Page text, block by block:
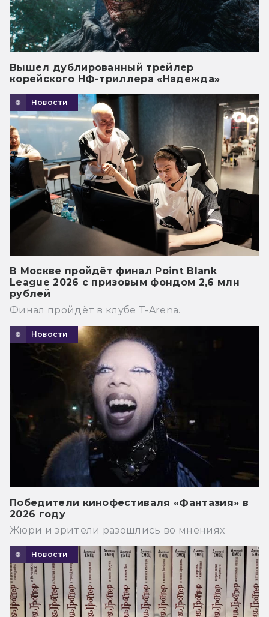
Вышел дублированный трейлер
корейского НФ-триллера «Надежда»
Новости
В Москве пройдёт финал Point Blank
League 2026 с призовым фондом 2,6 млн
рублей
Финал пройдёт в клубе T-Arena.
Новости
Победители кинофестиваля «Фантазия» в
2026 году
Жюри и зрители разошлись во мнениях
Новости